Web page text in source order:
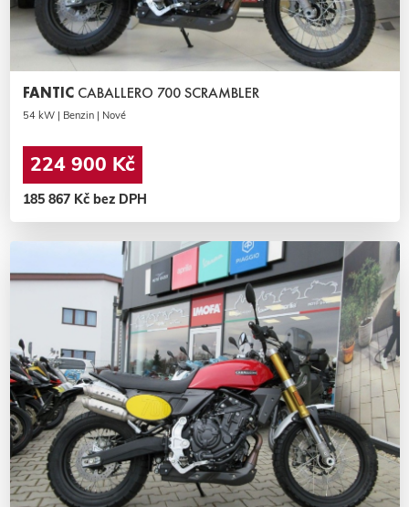
FANTIC CABALLERO 700 SCRAMBLER
54 kW | Benzin | Nové
224 900 Kč
185 867 Kč bez DPH